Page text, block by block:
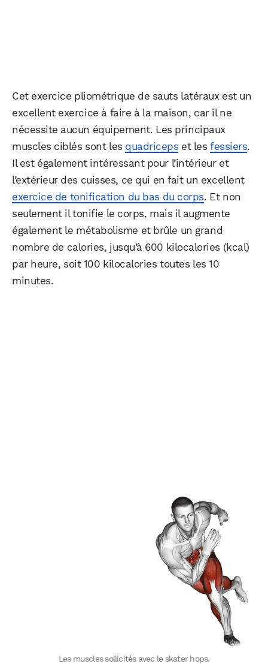
Cet exercice pliométrique de sauts latéraux est un
excellent exercice à faire à la maison, car il ne
nécessite aucun équipement. Les principaux
muscles ciblés sont les quadriceps et lesfessiers.
Il est également intéressant pour l’intérieur et
l’extérieur des cuisses, ce qui en fait un excellent
exercice de tonification du bas du corps. Et non
seulement il tonifie le corps, mais il augmente
également le métabolisme et brûle un grand
nombre de calories, jusqu’à 600 kilocalories (kcal)
par heure, soit 100 kilocalories toutes les 10
minutes.
Les muscles sollicités avec le skater hops.